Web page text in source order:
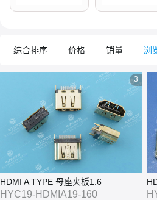
综合排序 价格 销量 浏
3
HDMI A TYPE 母座夹板1.6
HYC19-HDMIA19-160